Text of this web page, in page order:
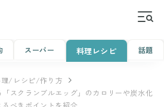
スーパー 料理レシピ 話題
理/レシピ/作り方
「スクランブルエッグ」のカロリーや炭水化
べきポイントを紹介